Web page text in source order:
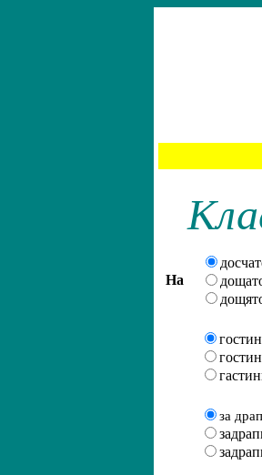
На
за